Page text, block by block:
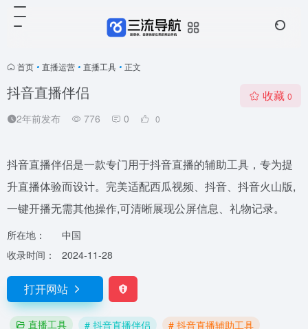
首页 • 直播运营 • 直播工具 • 正文
抖音直播伴侣
2年前发布 776 0 0
收藏 0
抖音直播伴侣是一款专门用于抖音直播的辅助工具，专为提
升直播体验而设计。完美适配西瓜视频、抖音、抖音火山版,
一键开播无需其他操作,可清晰展现公屏信息、礼物记录。
所在地：
中国
收录时间：
2024-11-28
打开网站
直播工具 # 抖音直播伴侣
# 抖音直播辅助工具